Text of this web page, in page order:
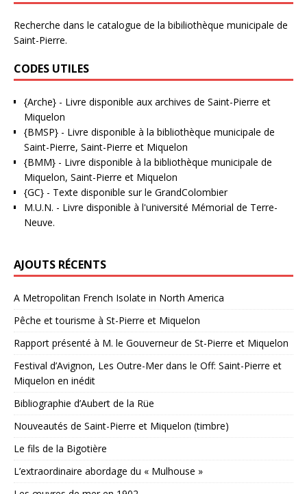
Recherche dans le catalogue de la bibiliothèque municipale de
Saint-Pierre.
CODES UTILES
{Arche} - Livre disponible aux archives de Saint-Pierre et
Miquelon
{BMSP} - Livre disponible à la bibliothèque municipale de
Saint-Pierre, Saint-Pierre et Miquelon
{BMM} - Livre disponible à la bibliothèque municipale de
Miquelon, Saint-Pierre et Miquelon
{GC} - Texte disponible sur le GrandColombier
M.U.N. - Livre disponible à l'université Mémorial de Terre-
Neuve.
AJOUTS RÉCENTS
A Metropolitan French Isolate in North America
Pêche et tourisme à St-Pierre et Miquelon
Rapport présenté à M. le Gouverneur de St-Pierre et Miquelon
Festival d’Avignon, Les Outre-Mer dans le Off: Saint-Pierre et
Miquelon en inédit
Bibliographie d’Aubert de la Rüe
Nouveautés de Saint-Pierre et Miquelon (timbre)
Le fils de la Bigotière
L’extraordinaire abordage du « Mulhouse »